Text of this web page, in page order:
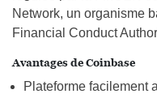
Network, un organisme
Financial Conduct
Avantages de Coinbase
Plateforme facilement